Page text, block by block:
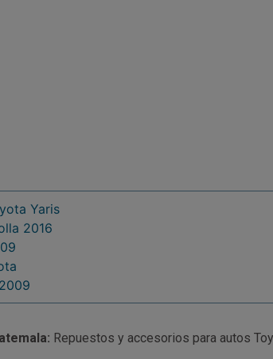
Yaris
2016
Repuestos y accesorios para autos